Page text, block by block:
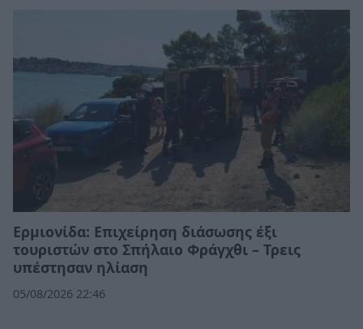
Ερμιονίδα: Επιχείρηση διάσωσης έξι
τουριστών στο Σπήλαιο Φράγχθι – Τρεις
υπέστησαν ηλίαση
05/08/2026 22:46